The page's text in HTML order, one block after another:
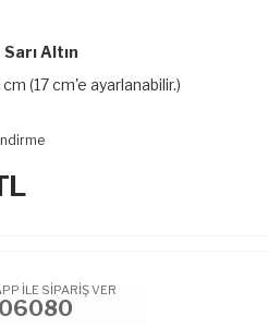
Altın
(17 cm'e ayarlanabilir.)
İLE SİPARİŞ VER